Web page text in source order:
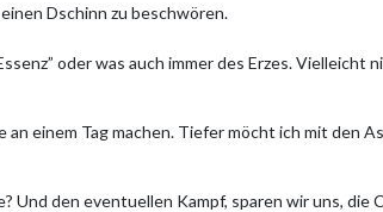
Dschinn zu beschwören.
oder was auch immer des Erzes. Vielleicht
einem Tag machen. Tiefer möcht ich mit den
Und den eventuellen Kampf, sparen wir uns, die